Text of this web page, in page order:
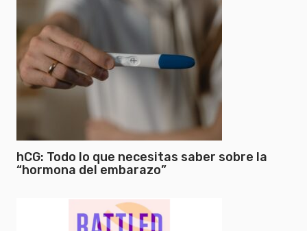
hCG: Todo lo que necesitas saber sobre la
“hormona del embarazo”